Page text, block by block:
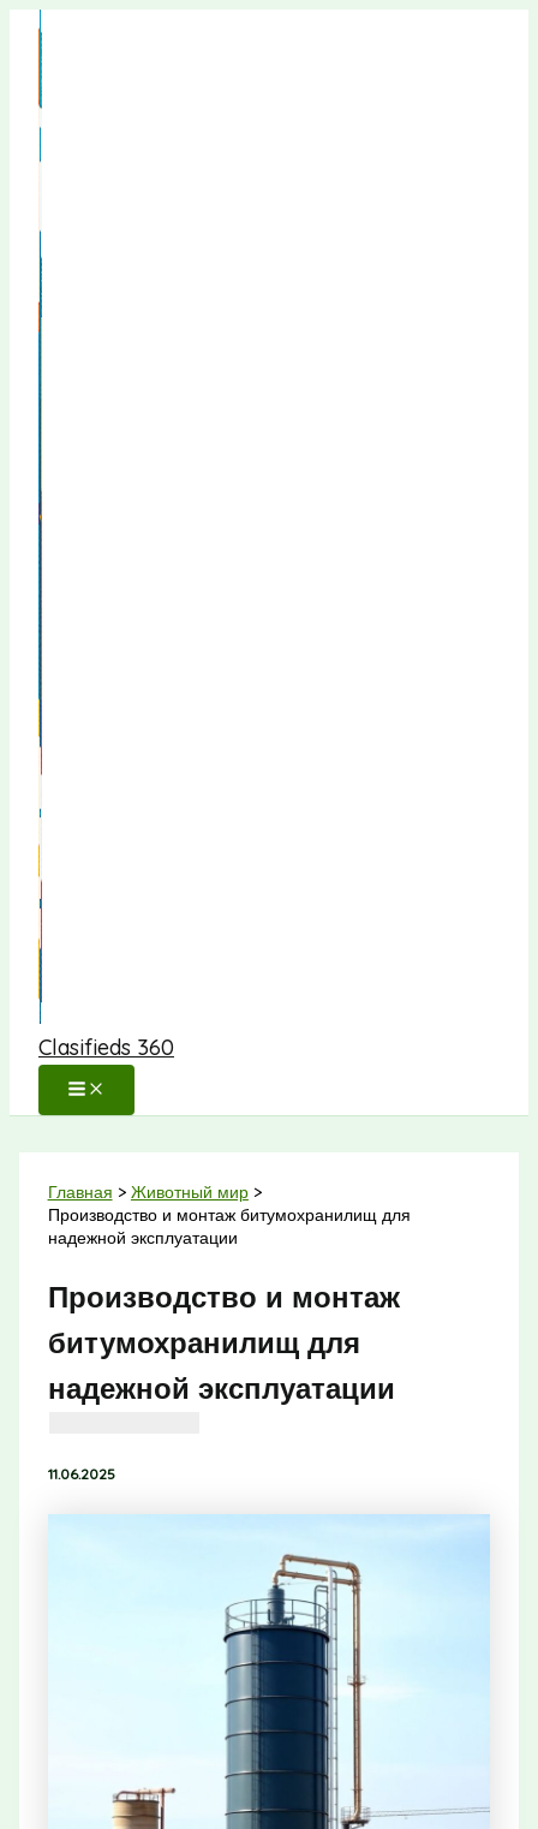
содержимому
Clasifieds 360
Главная
Животный мир
Производство и монтаж битумохранилищ для
надежной эксплуатации
Производство и монтаж
битумохранилищ для
надежной эксплуатации
11.06.2025